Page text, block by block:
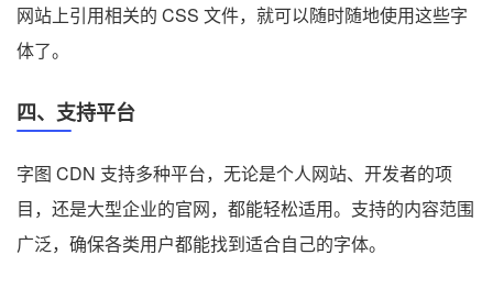
网站上引用相关的 CSS 文件，就可以随时随地使用这些字
体了。
四、支持平台
字图 CDN 支持多种平台，无论是个人网站、开发者的项
目，还是大型企业的官网，都能轻松适用。支持的内容范围
广泛，确保各类用户都能找到适合自己的字体。